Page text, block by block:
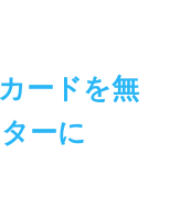
ードを無
ーに